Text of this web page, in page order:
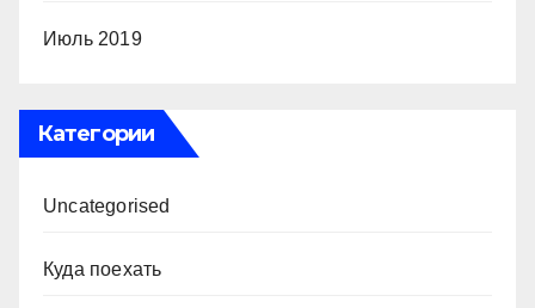
Июль 2019
Категории
Uncategorised
Куда поехать